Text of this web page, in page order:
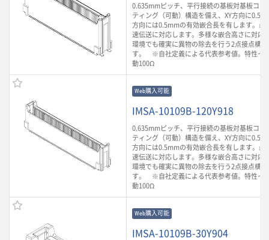
0.635mmピッチ、平行接続の基板対基板コネ
ティング（可動）構造を備え、XY方向に
方向には0.5mmの有効嵌合長を有します。
速伝送に対応します。多様な嵌合高さに対応
環境でも確実に異物の除去を行う2点接点構
す。 ※自社定義による代表参考値。特性イ
動100Ω
Web購入可能
IMSA-10109B-120Y918
0.635mmピッチ、平行接続の基板対基板コネ
ティング（可動）構造を備え、XY方向に
方向には0.5mmの有効嵌合長を有します。
速伝送に対応します。多様な嵌合高さに対応
環境でも確実に異物の除去を行う2点接点構
す。 ※自社定義による代表参考値。特性イ
動100Ω
Web購入可能
IMSA-10109B-30Y904